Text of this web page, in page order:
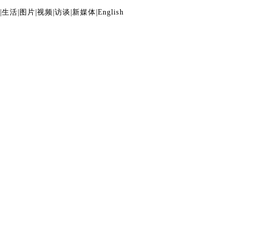
生活 图片 视频 访谈 新媒体 English